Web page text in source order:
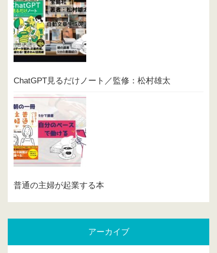
ChatGPT見るだけノート／監修：松村雄太
普通の主婦が起業する本
アーカイブ